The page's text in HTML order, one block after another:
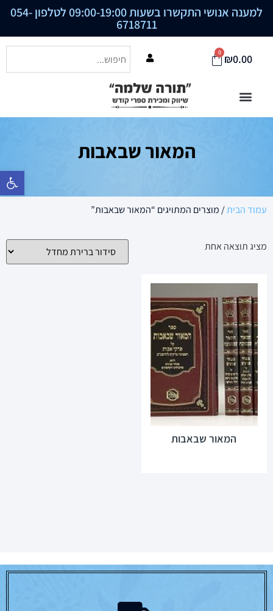
פתח סרגל
למענה אנושי התקשרו בשעות 09:00-19:00 לטלפון 054-
6718711
₪0.00
0
המאור שבאבות
עמוד הבית/ מוצרים המתויגים “המאור שבאבות”
מציג תוצאה אחת
המאור שבאבות